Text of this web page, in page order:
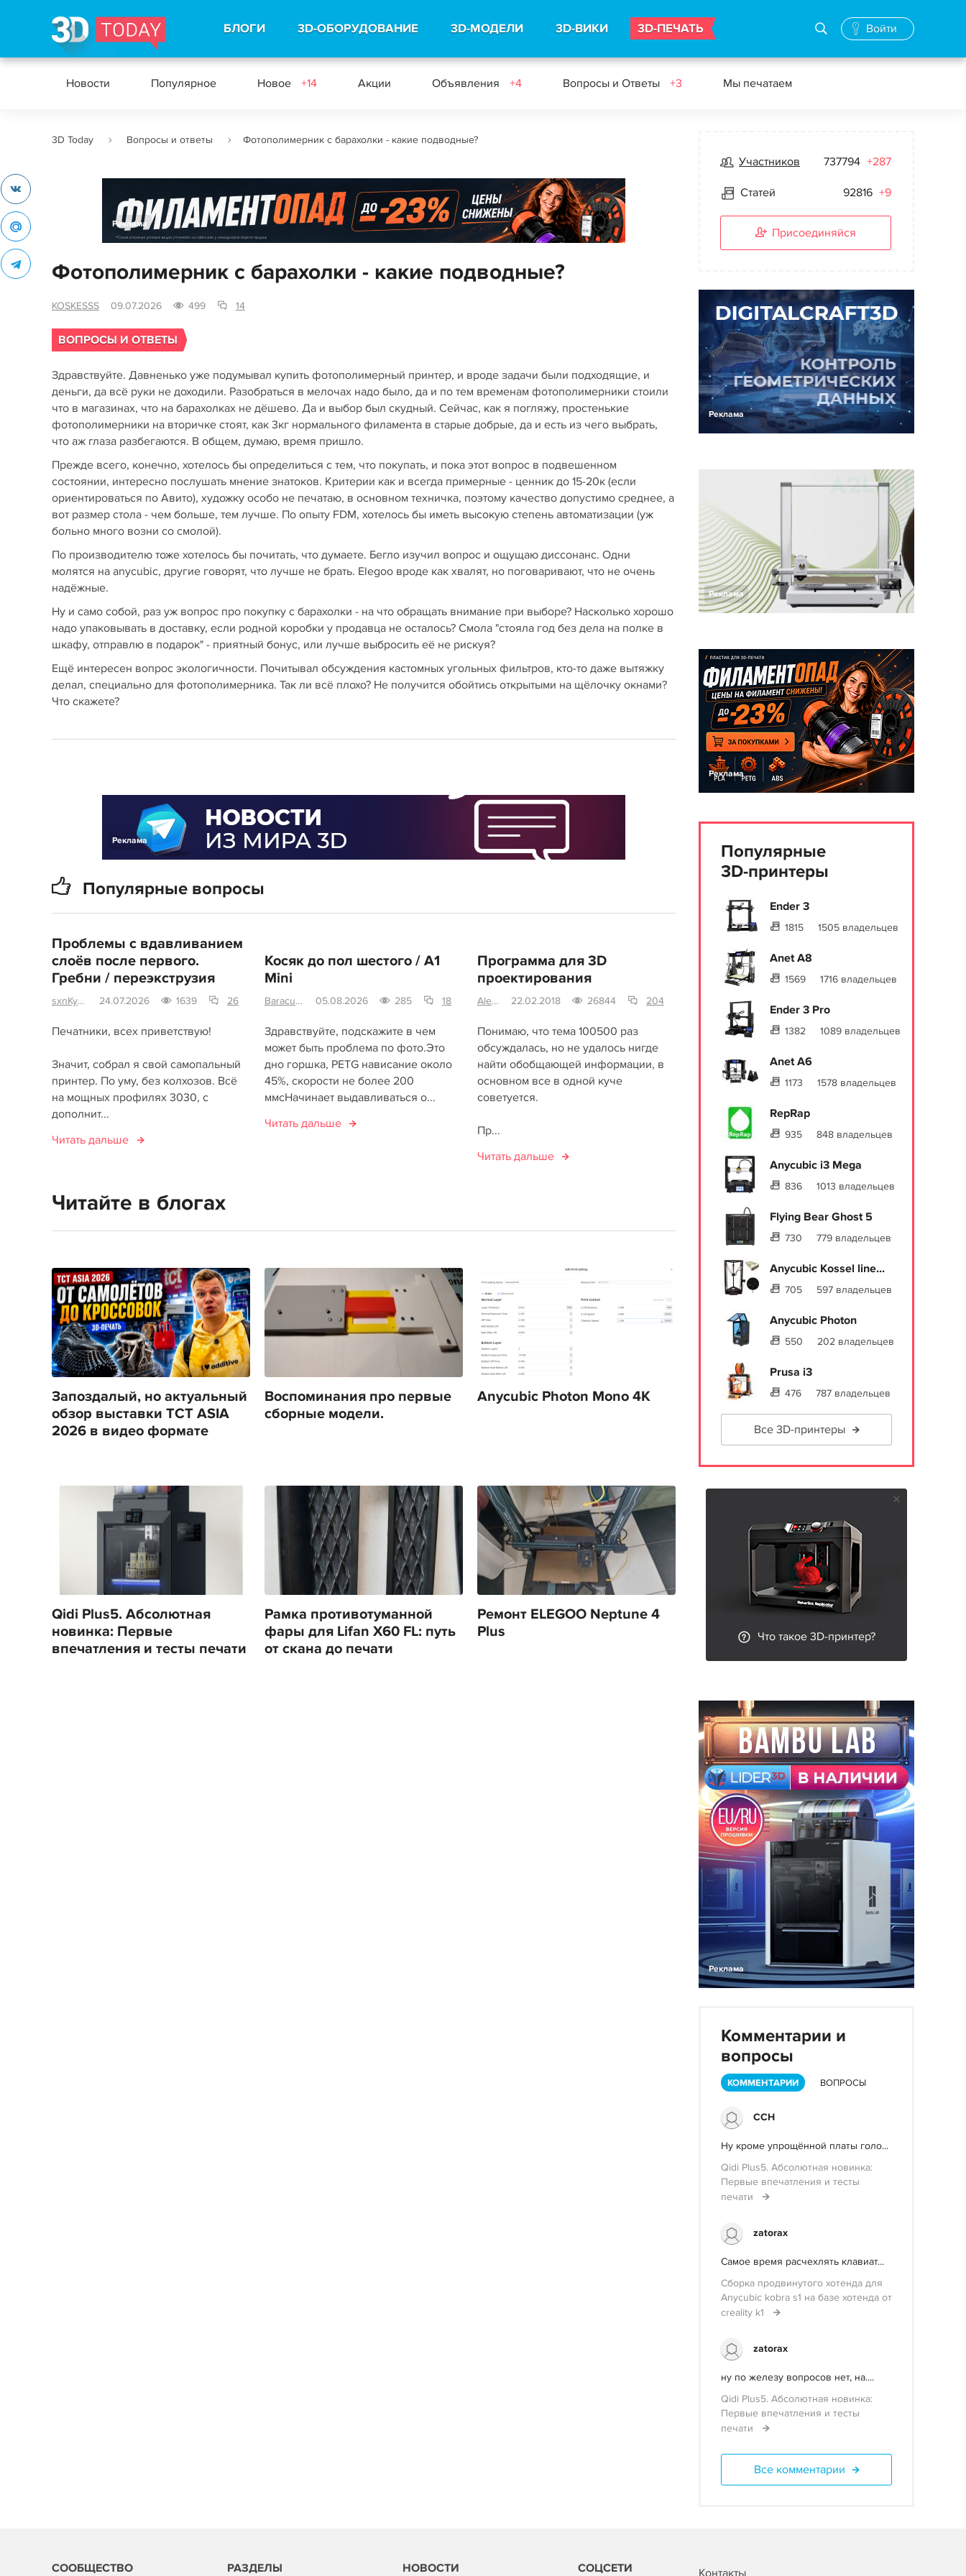
БЛОГИ 3D-ОБОРУДОВАНИЕ 3D-МОДЕЛИ 3D-ВИКИ 3D-ПЕЧАТЬ Войти
Новости Популярное Новое +14 Акции Объявления +4 Вопросы и Ответы +3 Мы печатаем
3D Today Вопросы и ответы Фотополимерник с барахолки - какие подводные?
Реклама
Фотополимерник с барахолки - какие подводные?
KOSKESSS 09.07.2026 499 14
ВОПРОСЫ И ОТВЕТЫ
Здравствуйте. Давненько уже подумывал купить фотополимерный принтер, и вроде задачи были подходящие, и
деньги, да всё руки не доходили. Разобраться в мелочах надо было, да и по тем временам фотополимерники стоили
что в магазинах, что на барахолках не дёшево. Да и выбор был скудный. Сейчас, как я погляжу, простенькие
фотополимерники на вторичке стоят, как 3кг нормального филамента в старые добрые, да и есть из чего выбрать,
что аж глаза разбегаются. В общем, думаю, время пришло.
Прежде всего, конечно, хотелось бы определиться с тем, что покупать, и пока этот вопрос в подвешенном
состоянии, интересно послушать мнение знатоков. Критерии как и всегда примерные - ценник до 15-20к (если
ориентироваться по Aвитo), художку особо не печатаю, в основном техничка, поэтому качество допустимо среднее, а
вот размер стола - чем больше, тем лучше. По опыту FDM, хотелось бы иметь высокую степень автоматизации (уж
больно много возни со смолой).
По производителю тоже хотелось бы почитать, что думаете. Бегло изучил вопрос и ощущаю диссонанс. Одни
молятся на anycubic, другие говорят, что лучше не брать. Elegoo вроде как хвалят, но поговаривают, что не очень
надёжные.
Ну и само собой, раз уж вопрос про покупку с барахолки - на что обращать внимание при выборе? Насколько хорошо
надо упаковывать в доставку, если родной коробки у продавца не осталось? Смола "стояла год без дела на полке в
шкафу, отправлю в подарок" - приятный бонус, или лучше выбросить её не рискуя?
Ещё интересен вопрос экологичности. Почитывал обсуждения кастомных угольных фильтров, кто-то даже вытяжку
делал, специально для фотополимерника. Так ли всё плохо? Не получится обойтись открытыми на щёлочку окнами?
Что скажете?
Популярные вопросы
Проблемы с вдавливанием
слоёв после первого.
Гребни / переэкструзия
sxnKyohaku 24.07.2026 1639 26
Печатники, всех приветствую!
Значит, собрал я свой самопальный
принтер. По уму, без колхозов. Всё
на мощных профилях 3030, с
дополнит...
Читать дальше
Косяк до пол шестого / A1
Mini
Baracuto 05.08.2026 285 18
Здравствуйте, подскажите в чем
может быть проблема по фото.Это
дно горшка, PETG нависание около
45%, скорости не более 200
ммсНачинает выдавливаться о...
Читать дальше
Программа для 3D
проектирования
Alex-S 22.02.2018 26844 204
Понимаю, что тема 100500 раз
обсуждалась, но не удалось нигде
найти обобщающей информации, в
основном все в одной куче
советуется.
Пр...
Читать дальше
Реклама
Читайте в блогах
Запоздалый, но актуальный
обзор выставки TCT ASIA
2026 в видео формате
Воспоминания про первые
сборные модели.
Anycubic Photon Mono 4K
Qidi Plus5. Абсолютная
новинка: Первые
впечатления и тесты печати
Рамка противотуманной
фары для Lifan X60 FL: путь
от скана до печати
Ремонт ELEGOO Neptune 4
Plus
Участников 737794 +287
Статей 92816 +9
Присоединяйся
Реклама
Реклама
Реклама
Популярные
3D-принтеры
Ender 3
1815 1505 владельцев
Anet A8
1569 1716 владельцев
Ender 3 Pro
1382 1089 владельцев
Anet A6
1173 1578 владельцев
RepRap
935 848 владельцев
Anycubic i3 Mega
836 1013 владельцев
Flying Bear Ghost 5
730 779 владельцев
Anycubic Kossel line...
705 597 владельцев
Anycubic Photon
550 202 владельцев
Prusa i3
476 787 владельцев
Все 3D-принтеры
Что такое 3D-принтер?
Реклама
Комментарии и
вопросы
КОММЕНТАРИИ ВОПРОСЫ
ССН
Ну кроме упрощённой платы голо...
Qidi Plus5. Абсолютная новинка:
Первые впечатления и тесты
печати
zatorax
Самое время расчехлять клавиат...
Сборка продвинутого хотенда для
Anycubic kobra s1 на базе хотенда от
creality k1
zatorax
ну по железу вопросов нет, на....
Qidi Plus5. Абсолютная новинка:
Первые впечатления и тесты
печати
Все комментарии
СООБЩЕСТВО РАЗДЕЛЫ НОВОСТИ СОЦСЕТИ Контакты